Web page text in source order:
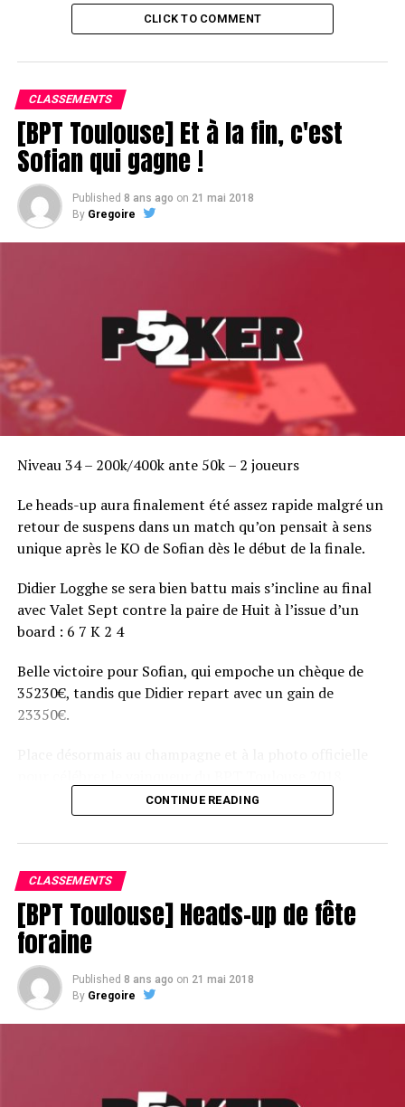
CLICK TO COMMENT
CLASSEMENTS
[BPT Toulouse] Et à la fin, c'est
Sofian qui gagne !
Published 8 ans ago on 21 mai 2018
By Gregoire
Niveau 34 – 200k/400k ante 50k – 2 joueurs
Le heads-up aura finalement été assez rapide malgré un
retour de suspens dans un match qu’on pensait à sens
unique après le KO de Sofian dès le début de la finale.
Didier Logghe se sera bien battu mais s’incline au final
avec Valet Sept contre la paire de Huit à l’issue d’un
board : 6 7 K 2 4
Belle victoire pour Sofian, qui empoche un chèque de
35230€, tandis que Didier repart avec un gain de
23350€.
CONTINUE READING
CLASSEMENTS
[BPT Toulouse] Heads-up de fête
foraine
Published 8 ans ago on 21 mai 2018
By Gregoire